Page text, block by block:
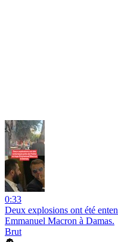
0:33
Deux explosions ont été
Emmanuel Macron à Damas.
Brut